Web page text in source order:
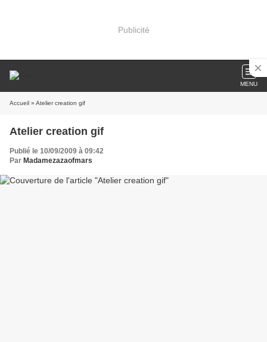
Publicité
MENU
Accueil » Atelier creation gif
Atelier creation gif
Publié le 10/09/2009 à 09:42
Par Madamezazaofmars